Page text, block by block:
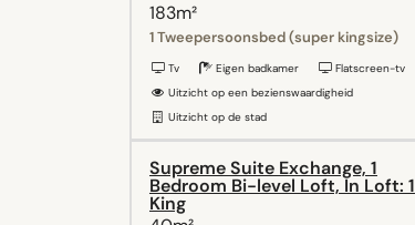
183m²
1 Tweepersoonsbed (super kingsize)
Tv Eigen badkamer
Flatscreen-tv
Uitzicht op een bezienswaardigheid
Uitzicht op de stad
Supreme Suite Exchange, 1
Bedroom Bi-level Loft, In Loft: 1
King